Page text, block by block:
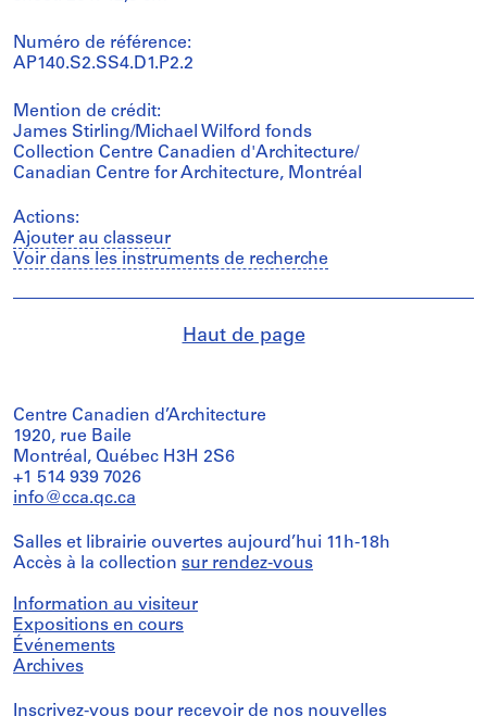
Numéro de référence:
AP140.S2.SS4.D1.P2.2
Mention de crédit:
James Stirling/Michael Wilford fonds
Collection Centre Canadien d'Architecture/
Canadian Centre for Architecture, Montréal
Actions:
Ajouter au classeur
Voir dans les instruments de recherche
Haut de page
Centre Canadien d’Architecture
1920, rue Baile
Montréal, Québec H3H 2S6
+1 514 939 7026
info@cca.qc.ca
Salles et librairie ouvertes aujourd’hui 11h-18h
Accès à la collection sur rendez-vous
Information au visiteur
Expositions en cours
Événements
Archives
Inscrivez-vous pour recevoir de nos nouvelles